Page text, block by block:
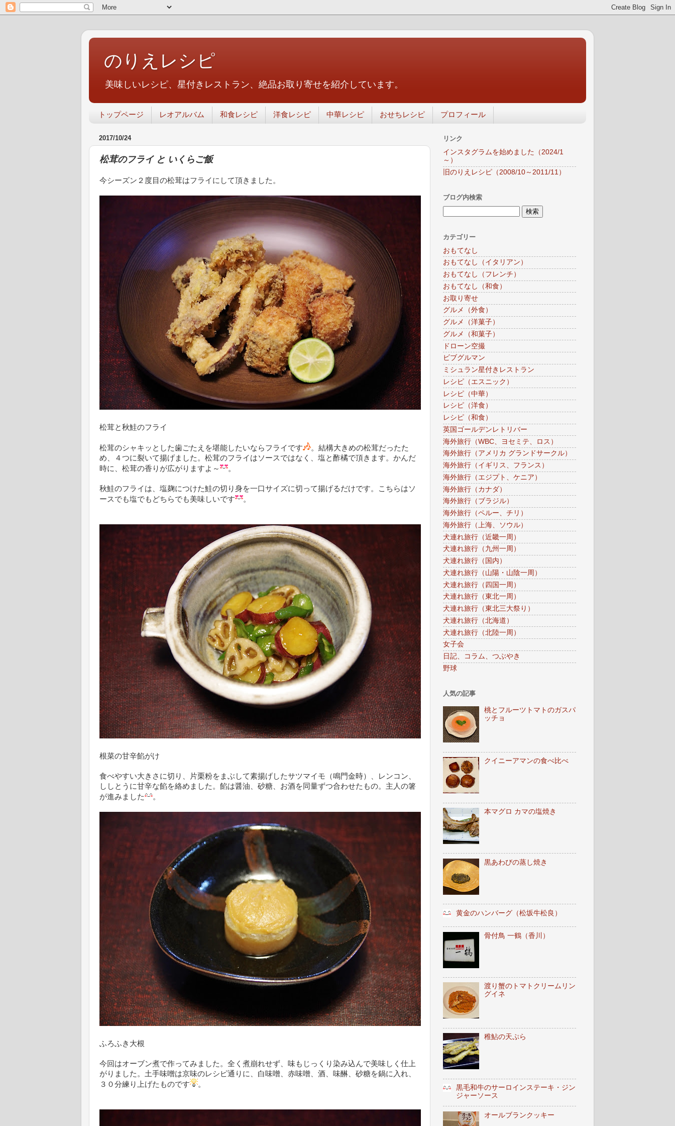
のりえレシピ
美味しいレシピ、星付きレストラン、絶品お取り寄せを紹介しています。
トップページ レオアルバム 和食レシピ 洋食レシピ 中華レシピ おせちレシピ プロフィール
2017/10/24
松茸のフライ と いくらご飯
今シーズン２度目の松茸はフライにして頂きました。
松茸と秋鮭のフライ
松茸のシャキッとした歯ごたえを堪能したいならフライです
。結構大きめの松茸だったた
め、４つに裂いて揚げました。松茸のフライはソースではなく、塩と酢橘で頂きます。かんだ
時に、松茸の香りが広がりますよ～
。
秋鮭のフライは、塩麹につけた鮭の切り身を一口サイズに切って揚げるだけです。こちらはソ
ースでも塩でもどちらでも美味しいです
。
根菜の甘辛餡がけ
食べやすい大きさに切り、片栗粉をまぶして素揚げしたサツマイモ（鳴門金時）、レンコン、
ししとうに甘辛な餡を絡めました。餡は醤油、砂糖、お酒を同量ずつ合わせたもの。主人の箸
が進みました
。
ふろふき大根
今回はオーブン煮で作ってみました。全く煮崩れせず、味もじっくり染み込んで美味しく仕上
がりました。土手味噌は京味のレシピ通りに、白味噌、赤味噌、酒、味醂、砂糖を鍋に入れ、
３０分練り上げたものです
。
リンク
インスタグラムを始めました（2024/1
～）
旧のりえレシピ（2008/10～2011/11）
ブログ内検索
カテゴリー
おもてなし
おもてなし（イタリアン）
おもてなし（フレンチ）
おもてなし（和食）
お取り寄せ
グルメ（外食）
グルメ（洋菓子）
グルメ（和菓子）
ドローン空撮
ビブグルマン
ミシュラン星付きレストラン
レシピ（エスニック）
レシピ（中華）
レシピ（洋食）
レシピ（和食）
英国ゴールデンレトリバー
海外旅行（WBC、ヨセミテ、ロス）
海外旅行（アメリカ グランドサークル）
海外旅行（イギリス、フランス）
海外旅行（エジプト、ケニア）
海外旅行（カナダ）
海外旅行（ブラジル）
海外旅行（ペルー、チリ）
海外旅行（上海、ソウル）
犬連れ旅行（近畿一周）
犬連れ旅行（九州一周）
犬連れ旅行（国内）
犬連れ旅行（山陽・山陰一周）
犬連れ旅行（四国一周）
犬連れ旅行（東北一周）
犬連れ旅行（東北三大祭り）
犬連れ旅行（北海道）
犬連れ旅行（北陸一周）
女子会
日記、コラム、つぶやき
野球
人気の記事
桃とフルーツトマトのガスパ
ッチョ
クイニーアマンの食べ比べ
本マグロ カマの塩焼き
黒あわびの蒸し焼き
黄金のハンバーグ（松坂牛松良）
骨付鳥 一鶴（香川）
渡り蟹のトマトクリームリン
グイネ
稚鮎の天ぷら
黒毛和牛のサーロインステーキ・ジン
ジャーソース
オールブランクッキー